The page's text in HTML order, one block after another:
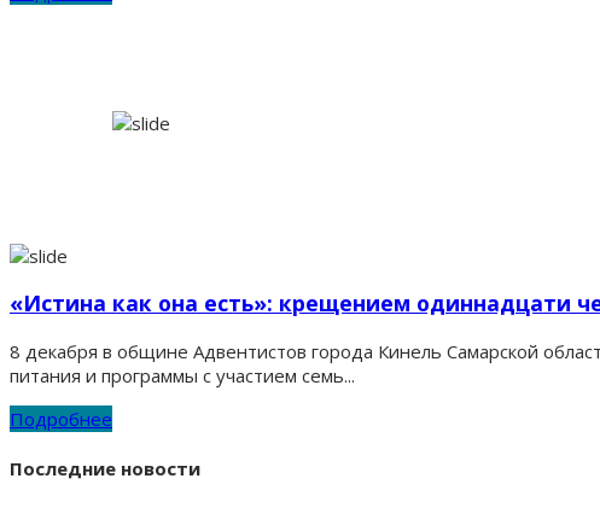
«Истина как она есть»: крещением одиннадцати
8 декабря в общине Адвентистов города Кинель Самарской
питания и программы с участием семь...
Подробнее
Последние новости